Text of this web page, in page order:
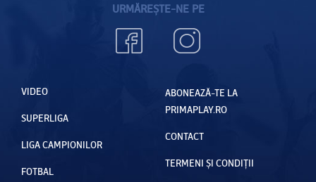
URMĂREȘTE-NE PE
VIDEO
SUPERLIGA
LIGA CAMPIONILOR
FOTBAL
ABONEAZĂ-TE LA
PRIMAPLAY.RO
CONTACT
TERMENI ȘI CONDIȚII